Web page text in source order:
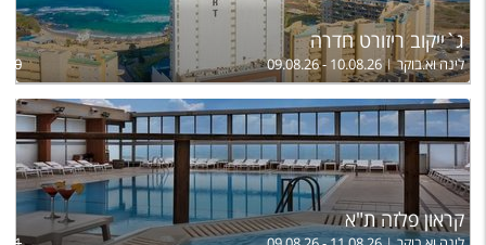
ג`ייקוב ריזורט חדרה
לינה וא.בוקר 09.08.26 - 10.08.26
קראון פלזה ת"א